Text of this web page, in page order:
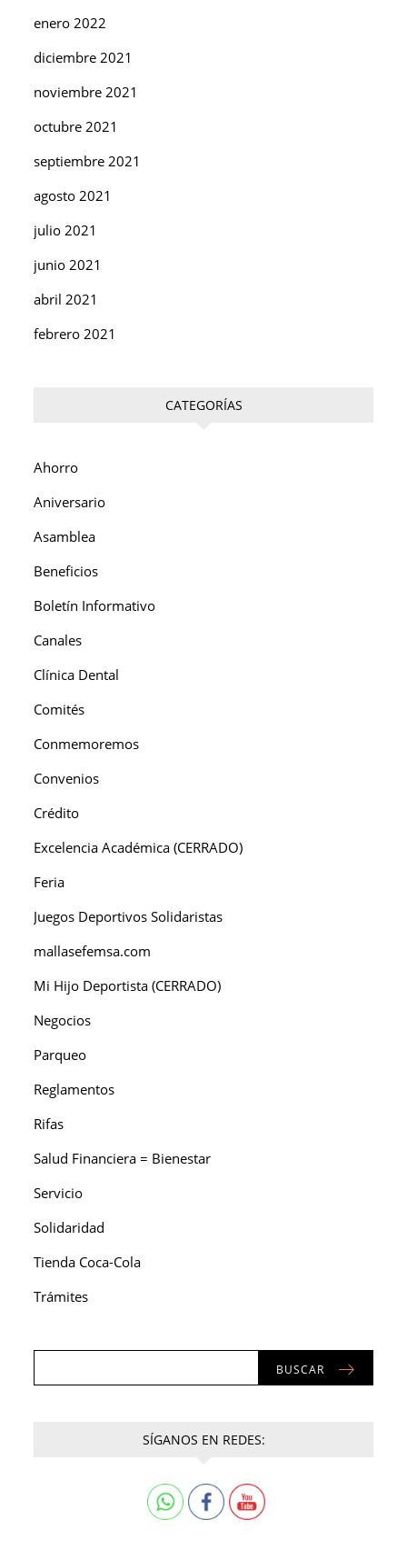
enero 2022
diciembre 2021
noviembre 2021
octubre 2021
septiembre 2021
agosto 2021
julio 2021
junio 2021
abril 2021
febrero 2021
CATEGORÍAS
Ahorro
Aniversario
Asamblea
Beneficios
Boletín Informativo
Canales
Clínica Dental
Comités
Conmemoremos
Convenios
Crédito
Excelencia Académica (CERRADO)
Feria
Juegos Deportivos Solidaristas
mallasefemsa.com
Mi Hijo Deportista (CERRADO)
Negocios
Parqueo
Reglamentos
Rifas
Salud Financiera = Bienestar
Servicio
Solidaridad
Tienda Coca-Cola
Trámites
BUSCAR
SÍGANOS EN REDES: